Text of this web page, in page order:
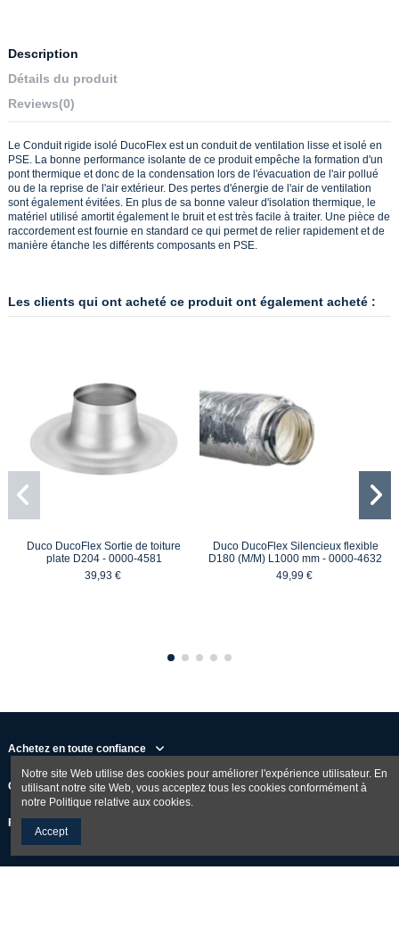
Description
Détails du produit
Reviews(0)
Le Conduit rigide isolé DucoFlex est un conduit de ventilation lisse et isolé en
PSE. La bonne performance isolante de ce produit empêche la formation d'un
pont thermique et donc de la condensation lors de l'évacuation de l'air pollué
ou de la reprise de l'air extérieur. Des pertes d'énergie de l'air de ventilation
sont également évitées. En plus de sa bonne valeur d'isolation thermique, le
matériel utilisé amortit également le bruit et est très facile à traiter. Une pièce de
raccordement est fournie en standard ce qui permet de relier rapidement et de
manière étanche les différents composants en PSE.
Les clients qui ont acheté ce produit ont également acheté :
Duco DucoFlex Sortie de toiture
plate D204 - 0000-4581
39,93 €
Duco DucoFlex Silencieux flexible
D180 (M/M) L1000 mm - 0000-4632
49,99 €
Achetez en toute confiance
Contact us
Follow us
Notre site Web utilise des cookies pour améliorer l'expérience utilisateur. En
utilisant notre site Web, vous acceptez tous les cookies conformément à
notre Politique relative aux cookies.
Accept